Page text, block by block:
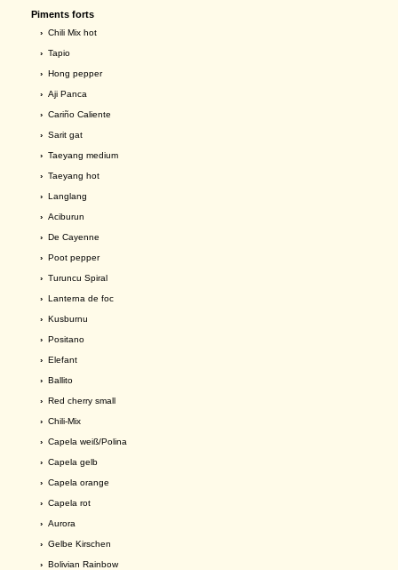
Piments forts
› Chili Mix hot
› Tapio
› Hong pepper
› Aji Panca
› Cariño Caliente
› Sarit gat
› Taeyang medium
› Taeyang hot
› Langlang
› Aciburun
› De Cayenne
› Poot pepper
› Turuncu Spiral
› Lanterna de foc
› Kusburnu
› Positano
› Elefant
› Ballito
› Red cherry small
› Chili-Mix
› Capela weiß/Polina
› Capela gelb
› Capela orange
› Capela rot
› Aurora
› Gelbe Kirschen
› Bolivian Rainbow